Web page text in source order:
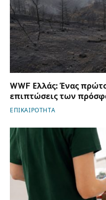
WWF Ελλάς: Ένας
επιπτώσεις των
ΕΠΙΚΑΙΡΟΤΗΤΑ